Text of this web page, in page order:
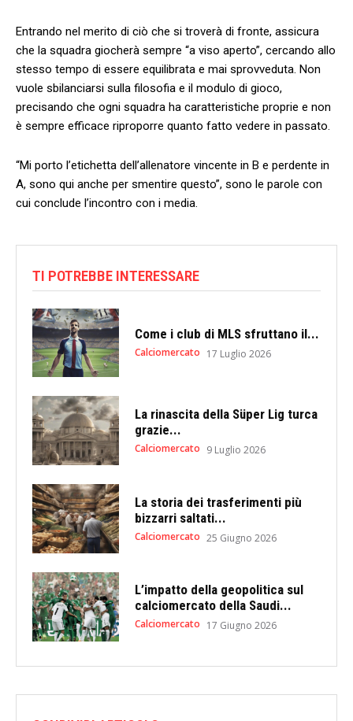
Entrando nel merito di ciò che si troverà di fronte, assicura
che la squadra giocherà sempre “a viso aperto”, cercando allo
stesso tempo di essere equilibrata e mai sprovveduta. Non
vuole sbilanciarsi sulla filosofia e il modulo di gioco,
precisando che ogni squadra ha caratteristiche proprie e non
è sempre efficace riproporre quanto fatto vedere in passato.
“Mi porto l’etichetta dell’allenatore vincente in B e perdente in
A, sono qui anche per smentire questo”, sono le parole con
cui conclude l’incontro con i media.
TI POTREBBE INTERESSARE
Come i club di MLS sfruttano il...
Calciomercato 17 Luglio 2026
La rinascita della Süper Lig turca
grazie...
Calciomercato 9 Luglio 2026
La storia dei trasferimenti più
bizzarri saltati...
Calciomercato 25 Giugno 2026
L’impatto della geopolitica sul
calciomercato della Saudi...
Calciomercato 17 Giugno 2026